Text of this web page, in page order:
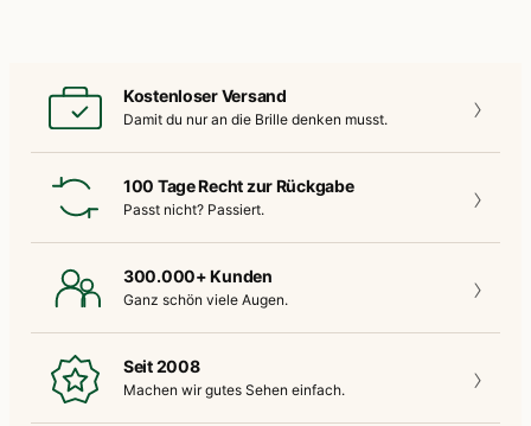
Kostenloser Versand
Damit du nur an die Brille denken musst.
100 Tage Recht zur Rückgabe
Passt nicht? Passiert.
300.000+ Kunden
Ganz schön viele Augen.
Seit 2008
Machen wir gutes Sehen einfach.